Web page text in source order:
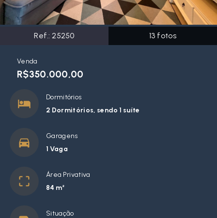
Ref.:25250 13 fotos
Venda
R$350.000,00
Dormitórios
2 Dormitórios, sendo 1 suíte
Garagens
1 Vaga
Área Privativa
84 m²
Situação